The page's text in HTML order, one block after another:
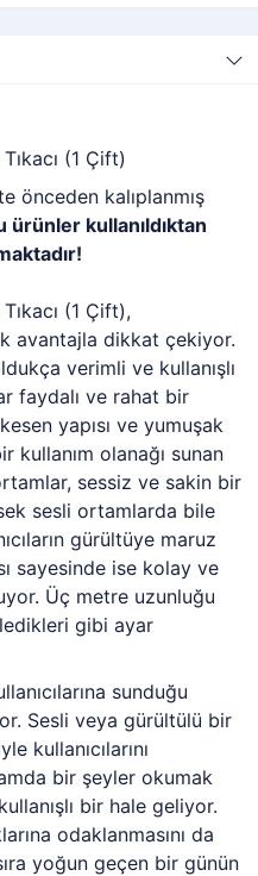
(1 Çift)
önceden kalıplanmış
kullanıldıktan
(1 Çift),
avantajla dikkat çekiyor.
verimli ve kullanışlı
faydalı ve rahat bir
yapısı ve yumuşak
kullanım olanağı sunan
sessiz ve sakin bir
sesli ortamlarda bile
gürültüye maruz
sayesinde ise kolay ve
Üç metre uzunluğu
gibi ayar
sunduğu
Sesli veya gürültülü bir
kullanıcılarını
bir şeyler okumak
bir hale geliyor.
odaklanmasını da
yoğun geçen bir günün